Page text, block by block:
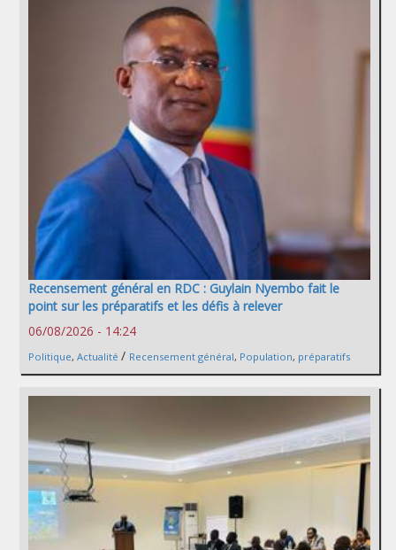
Recensement général en RDC : Guylain Nyembo fait le
point sur les préparatifs et les défis à relever
06/08/2026 - 14:24
Politique, Actualité / Recensement général, Population, préparatifs